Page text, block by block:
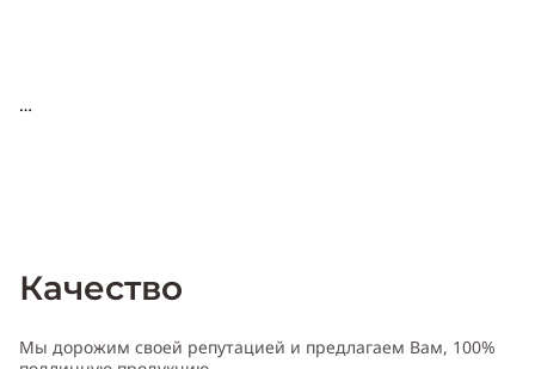
Качество
Мы дорожим своей репутацией и предлагаем Вам, 100%